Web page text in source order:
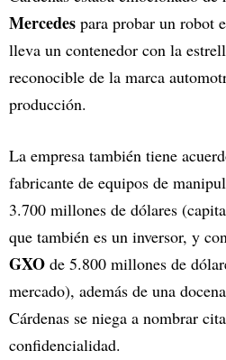
Mercedes para probar un robot
lleva un contenedor con la
reconocible de la marca
producción.
La empresa también tiene
fabricante de equipos de
3.700 millones de dólares
que también es un inversor, y
GXO de 5.800 millones de
mercado), además de una
Cárdenas se niega a nombrar
confidencialidad.